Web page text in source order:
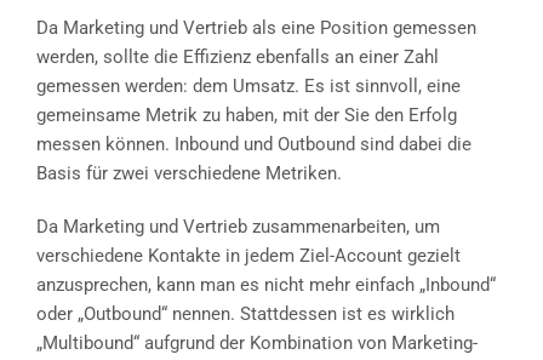
Da Marketing und Vertrieb als eine Position gemessen
werden, sollte die Effizienz ebenfalls an einer Zahl
gemessen werden: dem Umsatz. Es ist sinnvoll, eine
gemeinsame Metrik zu haben, mit der Sie den Erfolg
messen können. Inbound und Outbound sind dabei die
Basis für zwei verschiedene Metriken.
Da Marketing und Vertrieb zusammenarbeiten, um
verschiedene Kontakte in jedem Ziel-Account gezielt
anzusprechen, kann man es nicht mehr einfach „Inbound“
oder „Outbound“ nennen. Stattdessen ist es wirklich
„Multibound“ aufgrund der Kombination von Marketing-